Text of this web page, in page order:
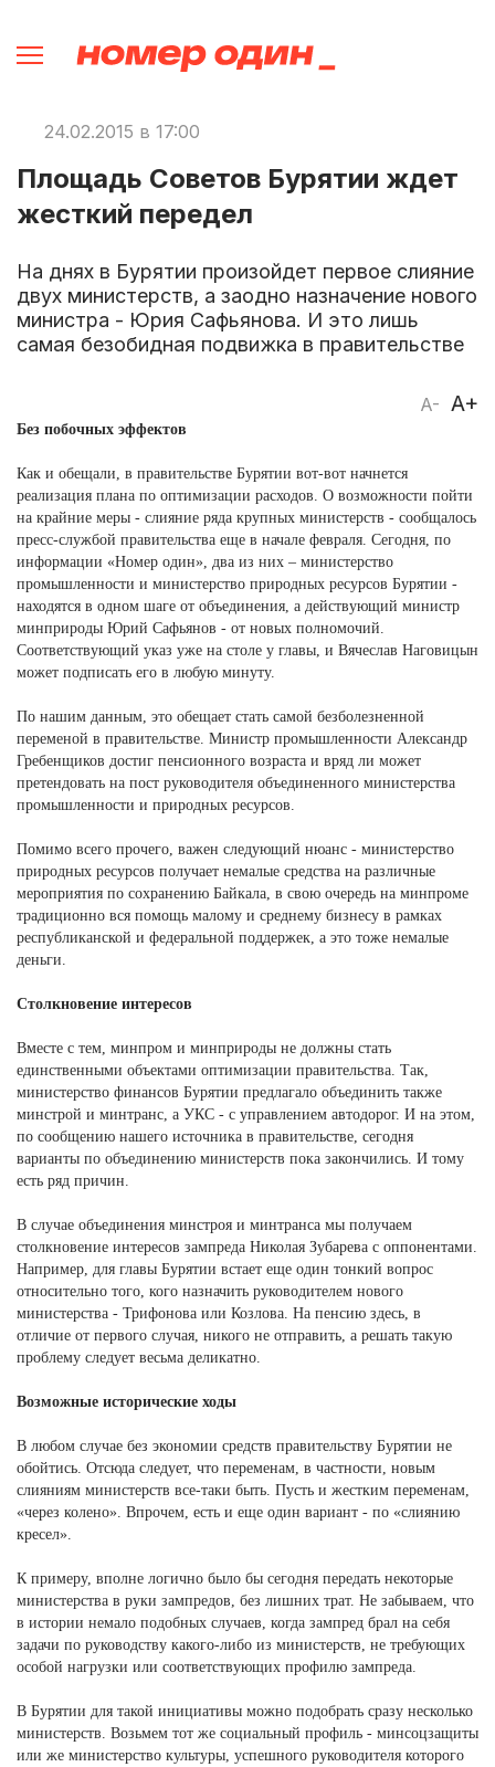
24.02.2015 в 17:00
Площадь Советов Бурятии ждет
жесткий передел
На днях в Бурятии произойдет первое слияние
двух министерств, а заодно назначение нового
министра - Юрия Сафьянова. И это лишь
самая безобидная подвижка в правительстве
A- A+
Без побочных эффектов
Как и обещали, в правительстве Бурятии вот-вот начнется
реализация плана по оптимизации расходов. О возможности пойти
на крайние меры - слияние ряда крупных министерств - сообщалось
пресс-службой правительства еще в начале февраля. Сегодня, по
информации «Номер один», два из них – министерство
промышленности и министерство природных ресурсов Бурятии -
находятся в одном шаге от объединения, а действующий министр
минприроды Юрий Сафьянов - от новых полномочий.
Соответствующий указ уже на столе у главы, и Вячеслав Наговицын
может подписать его в любую минуту.
По нашим данным, это обещает стать самой безболезненной
переменой в правительстве. Министр промышленности Александр
Гребенщиков достиг пенсионного возраста и вряд ли может
претендовать на пост руководителя объединенного министерства
промышленности и природных ресурсов.
Помимо всего прочего, важен следующий нюанс - министерство
природных ресурсов получает немалые средства на различные
мероприятия по сохранению Байкала, в свою очередь на минпроме
традиционно вся помощь малому и среднему бизнесу в рамках
республиканской и федеральной поддержек, а это тоже немалые
деньги.
Столкновение интересов
Вместе с тем, минпром и минприроды не должны стать
единственными объектами оптимизации правительства. Так,
министерство финансов Бурятии предлагало объединить также
минстрой и минтранс, а УКС - с управлением автодорог. И на этом,
по сообщению нашего источника в правительстве, сегодня
варианты по объединению министерств пока закончились. И тому
есть ряд причин.
В случае объединения минстроя и минтранса мы получаем
столкновение интересов зампреда Николая Зубарева с оппонентами.
Например, для главы Бурятии встает еще один тонкий вопрос
относительно того, кого назначить руководителем нового
министерства - Трифонова или Козлова. На пенсию здесь, в
отличие от первого случая, никого не отправить, а решать такую
проблему следует весьма деликатно.
Возможные исторические ходы
В любом случае без экономии средств правительству Бурятии не
обойтись. Отсюда следует, что переменам, в частности, новым
слияниям министерств все-таки быть. Пусть и жестким переменам,
«через колено». Впрочем, есть и еще один вариант - по «слиянию
кресел».
К примеру, вполне логично было бы сегодня передать некоторые
министерства в руки зампредов, без лишних трат. Не забываем, что
в истории немало подобных случаев, когда зампред брал на себя
задачи по руководству какого-либо из министерств, не требующих
особой нагрузки или соответствующих профилю зампреда.
В Бурятии для такой инициативы можно подобрать сразу несколько
министерств. Возьмем тот же социальный профиль - минсоцзащиты
или же министерство культуры, успешного руководителя которого